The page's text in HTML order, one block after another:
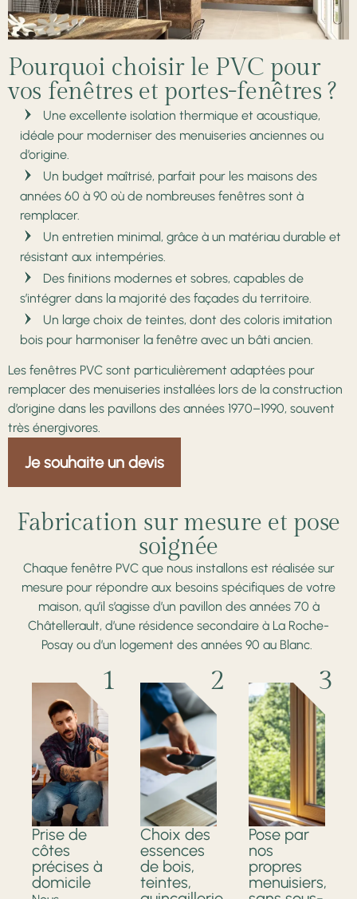
Pourquoi choisir le PVC pour
vos fenêtres et portes-fenêtres ?
Une excellente isolation thermique et acoustique,
idéale pour moderniser des menuiseries anciennes ou
d’origine.
Un budget maîtrisé, parfait pour les maisons des
années 60 à 90 où de nombreuses fenêtres sont à
remplacer.
Un entretien minimal, grâce à un matériau durable et
résistant aux intempéries.
Des finitions modernes et sobres, capables de
s’intégrer dans la majorité des façades du territoire.
Un large choix de teintes, dont des coloris imitation
bois pour harmoniser la fenêtre avec un bâti ancien.
Les fenêtres PVC sont particulièrement adaptées pour
remplacer des menuiseries installées lors de la construction
d’origine dans les pavillons des années 1970–1990, souvent
très énergivores.
Je souhaite un devis
Fabrication sur mesure et pose
soignée
Chaque fenêtre PVC que nous installons est réalisée sur
mesure pour répondre aux besoins spécifiques de votre
maison, qu’il s’agisse d’un pavillon des années 70 à
Châtellerault, d’une résidence secondaire à La Roche-
Posay ou d’un logement des années 90 au Blanc.
1
Prise de
côtes
précises à
domicile
2
Choix des
essences
de bois,
teintes,
3
Pose par
nos
propres
menuisiers,